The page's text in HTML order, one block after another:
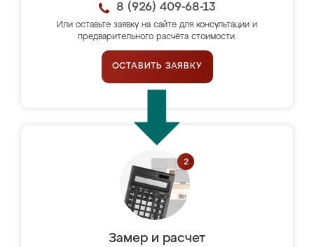
8 (926) 409-68-13
Или оставьте заявку на сайте для консультации и
предварительного расчёта стоимости.
ОСТАВИТЬ ЗАЯВКУ
Замер и расчет